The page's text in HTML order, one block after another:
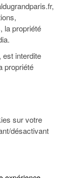
la propriété
est interdite
propriété
sur votre
désactivant